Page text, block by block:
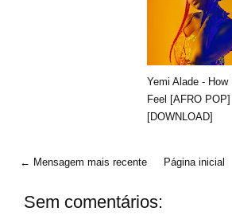
Yemi Alade - How
Feel [AFRO POP]
[DOWNLOAD]
← Mensagem mais recente Página inicial
Sem comentários: